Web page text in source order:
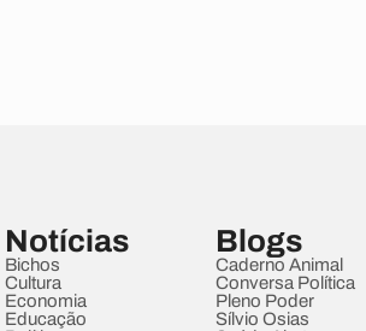
Notícias
Bichos
Cultura
Economia
Educação
Blogs
Caderno Animal
Conversa Política
Pleno Poder
Sílvio Osias